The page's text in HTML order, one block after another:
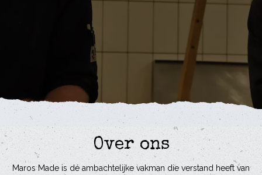
Over ons
Maros Made is dé ambachtelijke vakman die verstand heeft van